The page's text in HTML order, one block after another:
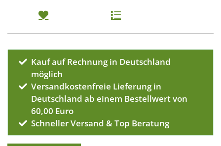
Kauf auf Rechnung in Deutschland
möglich
Versandkostenfreie Lieferung in
Deutschland ab einem Bestellwert von
60,00 Euro
Schneller Versand & Top Beratung